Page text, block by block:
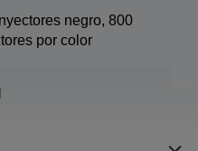
negro, 800
por color